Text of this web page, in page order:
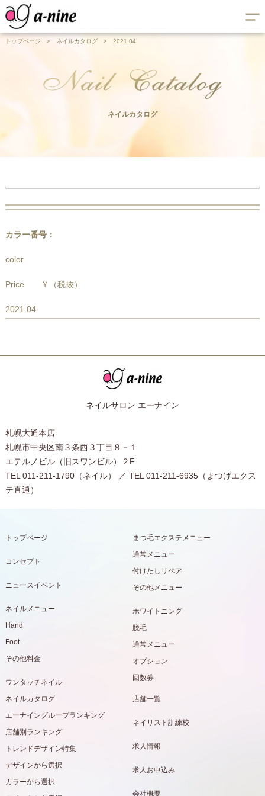
トップページ > ネイルカタログ > 2021.04
ネイルカタログ
カラー番号：
color
Price ￥ （税抜）
2021.04
ネイルサロン エーナイン
札幌大通本店
札幌市中央区南３条西３丁目８－１
エテルノビル（旧スワンビル）２F
TEL 011-211-1790（ネイル） ／ TEL 011-211-6935（まつげエクス
テ直通）
トップページ
コンセプト
ニュースイベント
ネイルメニュー
Hand
Foot
その他料金
ワンタッチネイル
まつ毛エクステメニュー
通常メニュー
付けたしリペア
その他メニュー
ホワイトニング
脱毛
通常メニュー
オプション
回数券
ネイルカタログ
エーナイングループランキング
店舗別ランキング
トレンドデザイン特集
デザインから選択
カラーから選択
店舗一覧
ネイリスト訓練校
求人情報
求人お申込み
会社概要